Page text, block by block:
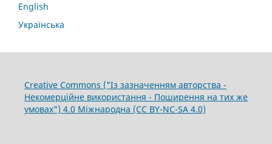
English
Українська
Creative Commons ("Із зазначенням авторства -
Некомерційне використання - Поширення на тих же
умовах") 4.0 Міжнародна (CC BY-NC-SA 4.0)